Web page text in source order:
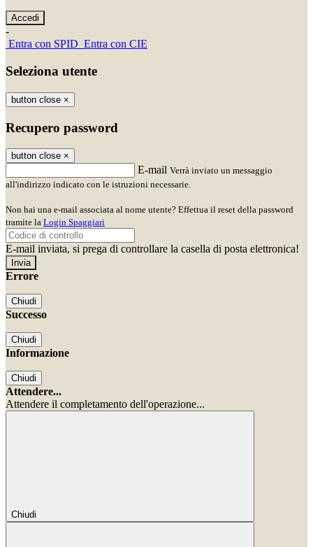
-
Entra con SPID Entra con CIE
Seleziona utente
button close ×
Recupero password
button close ×
E-mail Verrà inviato un messaggio
all'indirizzo indicato con le istruzioni necessarie.
Non hai una e-mail associata al nome utente? Effettua il reset della password
tramite la Login Spaggiari
E-mail inviata, si prega di controllare la casella di posta elettronica!
Errore
Chiudi
Successo
Chiudi
Informazione
Chiudi
Attendere...
Attendere il completamento dell'operazione...
Chiudi